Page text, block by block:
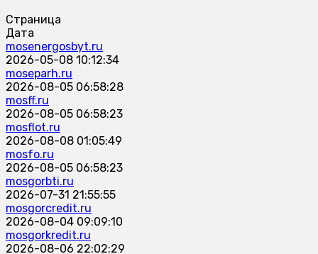
Страница
Дата
mosenergosbyt.ru
2026-05-08 10:12:34
moseparh.ru
2026-08-05 06:58:28
mosff.ru
2026-08-05 06:58:23
mosflot.ru
2026-08-08 01:05:49
mosfo.ru
2026-08-05 06:58:23
mosgorbti.ru
2026-07-31 21:55:55
mosgorcredit.ru
2026-08-04 09:09:10
mosgorkredit.ru
2026-08-06 22:02:29